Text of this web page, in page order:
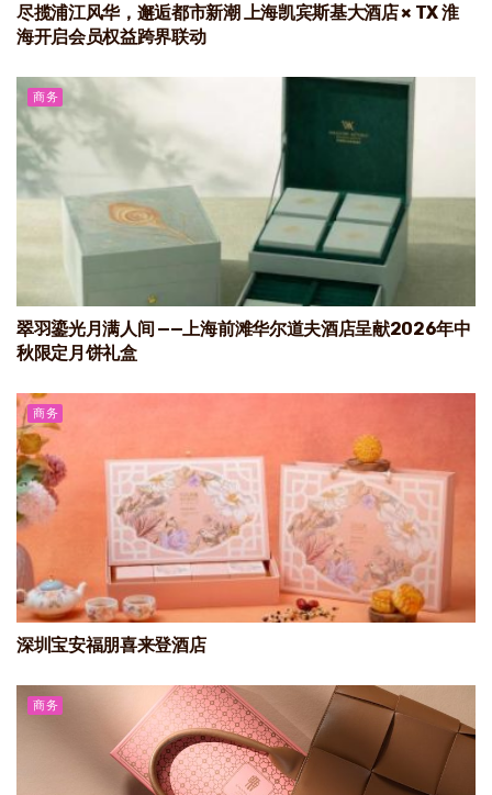
尽揽浦江风华，邂逅都市新潮 上海凯宾斯基大酒店 × TX 淮
海开启会员权益跨界联动
商务
翠羽鎏光月满人间 ——上海前滩华尔道夫酒店呈献2026年中
秋限定月饼礼盒
商务
深圳宝安福朋喜来登酒店
商务